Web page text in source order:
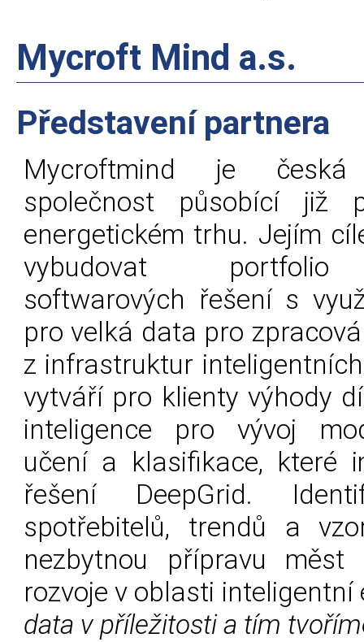
Mycroft Mind a.s.
Představení partnera
Mycroftmind je česká
společnost působící
energetickém trhu. Jejím
vybudovat portfolio
softwarových řešení s
pro velká data pro
z infrastruktur
vytváří pro klienty výhody
inteligence pro vývoj
učení a klasifikace, které
řešení DeepGrid.
spotřebitelů, trendů a
nezbytnou přípravu měst
rozvoje v oblasti inteligentní
data v příležitosti a tím